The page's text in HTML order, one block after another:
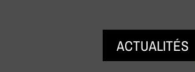
ACTUALITÉS